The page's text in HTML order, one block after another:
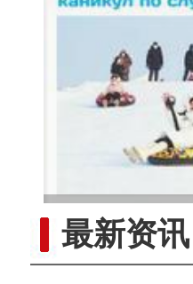
最新资讯